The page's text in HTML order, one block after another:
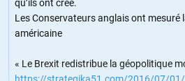
qu’ils ont créé.
Les Conservateurs anglais ont mesuré
américaine
« Le Brexit redistribue la géopolitique